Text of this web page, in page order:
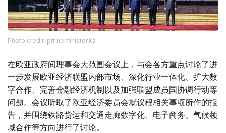
Photo credit: primeminister.kz
在欧亚政府间理事会大范围会议上，与会各方重点讨论了进
一步发展欧亚经济联盟内部市场、深化行业一体化、扩大数
字合作、完善金融经济机制以及加强联盟成员国协调行动等
问题。会议听取了欧亚经济委员会就议程相关事项所作的报
告，并围绕铁路货运和交通走廊数字化、电子商务、气候领
域合作等方向进行了讨论。